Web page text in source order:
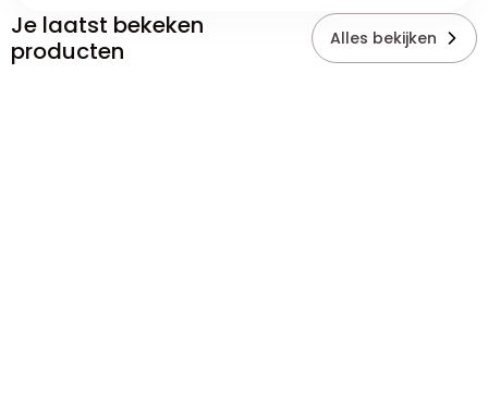
Je laatst bekeken
producten
Alles bekijken